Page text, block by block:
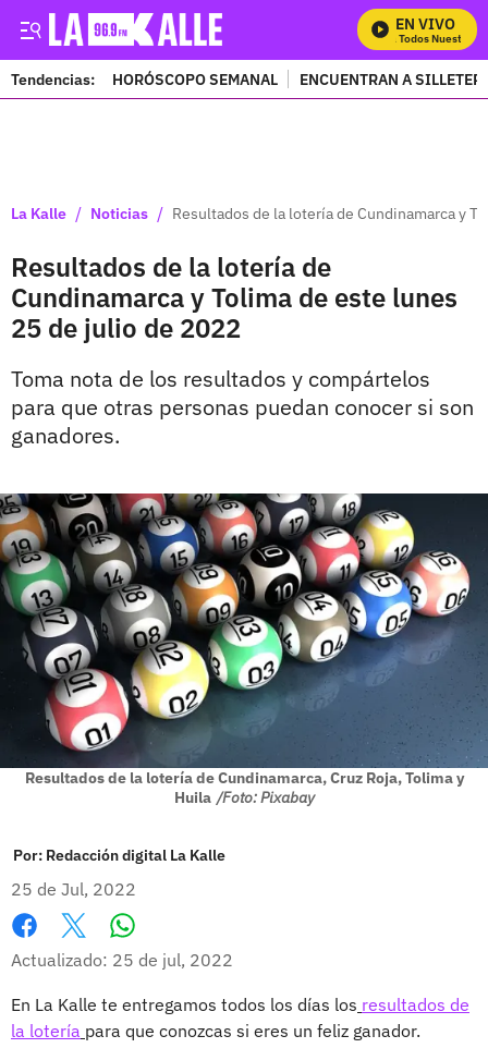
EN VIVO
Mira Todos Nuestros
Tendencias: HORÓSCOPO SEMANAL ENCUENTRAN A
La Kalle / Noticias / Resultados de la lotería de Cundinamarca y
Resultados de la lotería de
Cundinamarca y Tolima de este lunes
25 de julio de 2022
Toma nota de los resultados y compártelos
para que otras personas puedan conocer si son
ganadores.
Resultados de la lotería de Cundinamarca, Cruz Roja, Tolima y
Huila /Foto: Pixabay
Por: Redacción digital La Kalle
25 de Jul, 2022
Facebook
X
Actualizado: 25 de jul, 2022
En La Kalle te entregamos todos los días los resultados de
la lotería para que conozcas si eres un feliz ganador.